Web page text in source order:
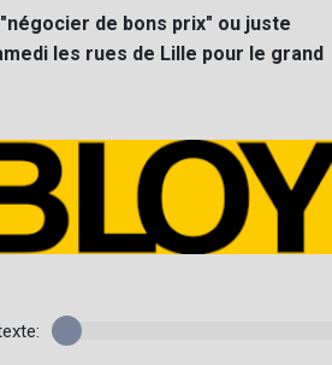
de bons prix" ou juste
les rues de Lille pour le grand